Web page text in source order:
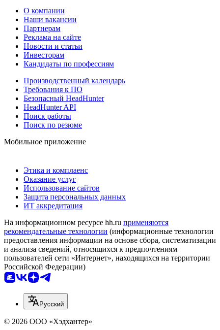
О компании
Наши вакансии
Партнерам
Реклама на сайте
Новости и статьи
Инвесторам
Кандидаты по профессиям
Производственный календарь
Требования к ПО
Безопасный HeadHunter
HeadHunter API
Поиск работы
Поиск по резюме
Мобильное приложение
Этика и комплаенс
Оказание услуг
Использование сайтов
Защита персональных данных
ИТ аккредитация
На информационном ресурсе hh.ru применяются
рекомендательные технологии (информационные технологии
предоставления информации на основе сбора, систематизации
и анализа сведений, относящихся к предпочтениям
пользователей сети «Интернет», находящихся на территории
Российской Федерации)
Русский
© 2026 ООО «Хэдхантер»